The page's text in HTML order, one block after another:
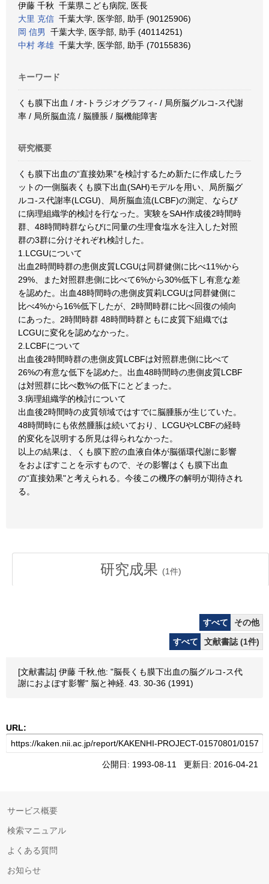
伊藤 千秋 千葉県こども病院, 医長
大里 克信 千葉大学, 医学部, 助手 (90125906)
岡 信男
千葉大学, 医学部, 助手 (40114251)
中村 孝雄 千葉大学, 医学部, 助手 (70155836)
キーワード
くも膜下出血 / オ-トラジオグラフィ- / 局所脳グルコ-ス代謝
率 / 局所脳血流 / 脳腫脹 / 脳機能障害
研究概要
くも膜下出血の“直接効果"を検討するため新たに作成したラ
ットの一側脳表くも膜下出血(SAH)モデルを用い、局所脳グ
ルコ-ス代謝率(LCGU)、局所脳血流(LCBF)の測定、ならび
に病理組織学的検討を行なった。実験をSAH作成後2時間時
群、48時間時群ならびに同量の生理食塩水を注入した対照
群の3群に分けそれぞれ検討した。
1.LCGUについて
出血2時間時群の患側皮質LCGUは同群健側に比べ11%から
29%、また対照群患側に比べて6%から30%低下し有意な差
を認めた。出血48時間時の患側皮質莉LCGUは同群健側に
比べ4%から16%低下したが、2時間時群に比べ回復の傾向
にあった。2時間時群 48時間時群ともに皮質下組織では
LCGUに変化を認めなかった。
2.LCBFについて
出血後2時間時群の患側皮質LCBFは対照群患側に比べて
26%の有意な低下を認めた。出血48時間時の患側皮質LCBF
は対照群に比べ数%の低下にとどまった。
3.病理組織学的検討について
出血後2時間時の皮質領域ではすでに脳腫脹が生じていた。
48時間時にも依然腫脹は続いており、LCGUやLCBFの経時
的変化を説明する所見は得られなかった。
以上の結果は、くも膜下腔の血液自体が脳循環代謝に影響
をおよぼすことを示すもので、その影響はくも膜下出血
の“直接効果"と考えられる。今後この機序の解明が期待され
る。
研究成果 (1件)
すべて
その他
すべて
文献書誌 (1件)
[文献書誌] 伊藤 千秋,他: "脳長くも膜下出血の脳グルコ-ス代
謝におよぼす影響" 脳と神経. 43. 30-36 (1991)
URL:
公開日: 1993-08-11 更新日: 2016-04-21
サービス概要
検索マニュアル
よくある質問
お知らせ